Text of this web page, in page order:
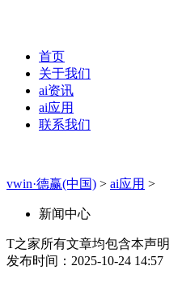
首页
关于我们
ai资讯
ai应用
联系我们
vwin·德赢(中国) > ai应用 >
新闻中心
T之家所有文章均包含本声明
发布时间：2025-10-24 14:57